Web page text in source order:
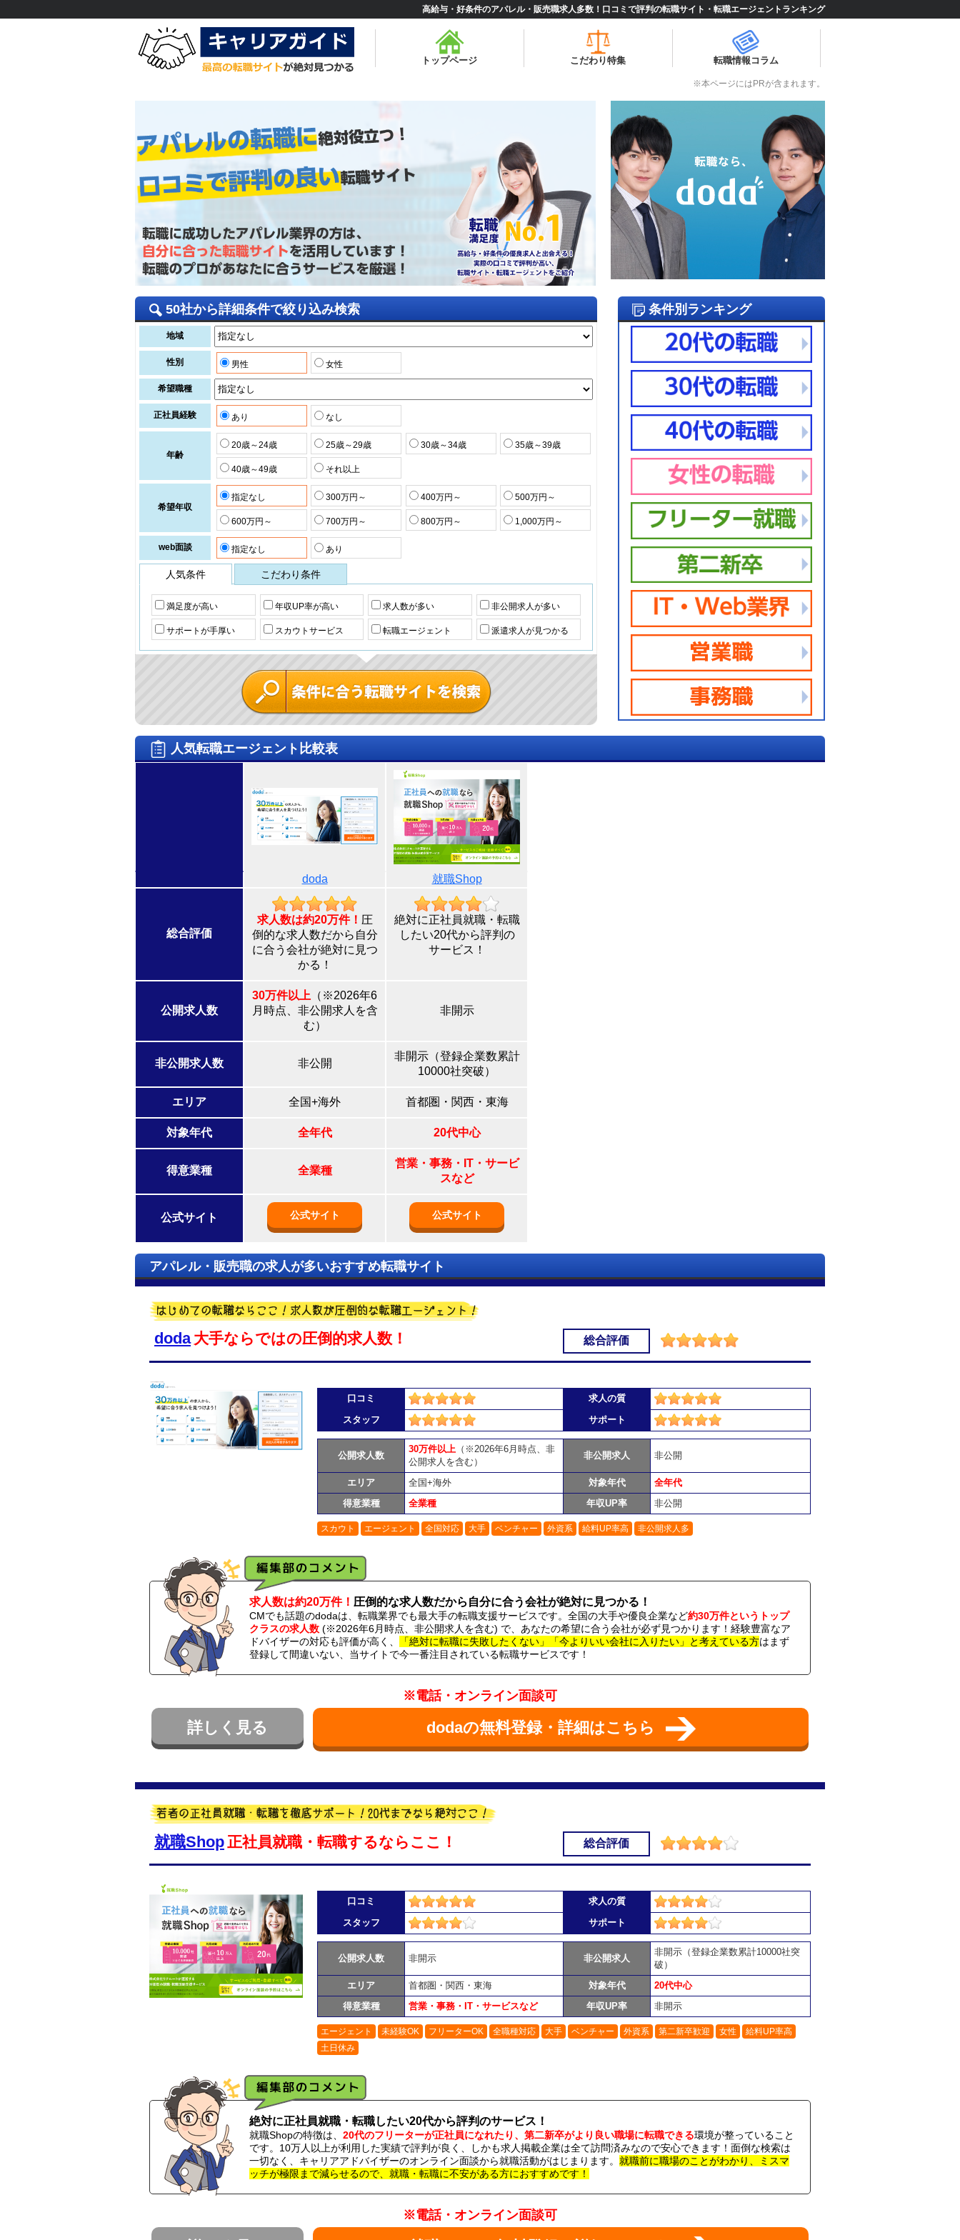
高給与・好条件のアパレル・販売職求人多数！口コミで評判の転職サイト・転職エージェントランキング
トップページ こだわり特集 転職情報コラム
※本ページにはPRが含まれます。
条件別ランキング
50社から詳細条件で絞り込み検索
地域
性別 男性 女性
希望職種
正社員経験 あり なし
年齢
20歳～24歳 25歳～29歳 30歳～34歳 35歳～39歳
40歳～49歳 それ以上
希望年収
指定なし 300万円～ 400万円～ 500万円～
600万円～ 700万円～ 800万円～ 1,000万円～
web面談 指定なし あり
人気条件 こだわり条件
満足度が高い 年収UP率が高い 求人数が多い 非公開求人が多い
サポートが手厚い スカウトサービス 転職エージェント 派遣求人が見つかる
人気転職エージェント比較表
doda 就職Shop
総合評価
求人数は約20万件！ 圧
倒的な求人数だから自分
に合う会社が絶対に見つ
かる！
絶対に正社員就職・転職
したい20代から評判の
サービス！
公開求人数
30万件以上 （※2026年6
月時点、非公開求人を含
む）
非開示
非公開求人数 非公開
非開示（登録企業数累計
10000社突破）
エリア 全国+海外 首都圏・関西・東海
対象年代 全年代 20代中心
得意業種 全業種
営業・事務・IT・サービ
スなど
公式サイト 公式サイト 公式サイト
アパレル・販売職の求人が多いおすすめ転職サイト
doda 大手ならではの圧倒的求人数！ 総合評価
口コミ
求人の質
スタッフ
サポート
公開求人数
30万件以上 （※2026年6月時点、非
公開求人を含む）
非公開求人 非公開
エリア 全国+海外 対象年代
全年代
得意業種
全業種 年収UP率 非公開
スカウト エージェント 全国対応 大手 ベンチャー 外資系 給料UP率高 非公開求人多
求人数は約20万件！ 圧倒的な求人数だから自分に合う会社が絶対に見つかる！
CMでも話題のdodaは、転職業界でも最大手の転職支援サービスです。全国の大手や優良企業など約30万件というトップ
クラスの求人数(※2026年6月時点、非公開求人を含む) で、あなたの希望に合う会社が必ず見つかります！経験豊富なア
ドバイザーの対応も評価が高く、
「絶対に転職に失敗したくない」「今よりいい会社に入りたい」と考えている方はまず
登録して間違いない、当サイトで今一番注目されている転職サービスです！
※電話・オンライン面談可
詳しく見る dodaの無料登録・詳細はこちら
就職Shop 正社員就職・転職するならここ！ 総合評価
口コミ
求人の質
スタッフ
サポート
公開求人数 非開示 非公開求人
非開示（登録企業数累計10000社突
破）
エリア
首都圏・関西・東海 対象年代
20代中心
得意業種
営業・事務・IT・サービスなど 年収UP率 非開示
エージェント 未経験OK フリーターOK 全職種対応 大手 ベンチャー 外資系 第二新卒歓迎 女性
給料UP率高
土日休み
絶対に正社員就職・転職したい20代から評判のサービス！
就職Shopの特徴は、 20代のフリーターが正社員になれたり、第二新卒がより良い職場に転職できる環境が整っていること
です。10万人以上が利用した実績で評判が良く、しかも求人掲載企業は全て訪問済みなので安心できます！面倒な検索は
一切なく、キャリアアドバイザーのオンライン面談から就職活動がはじまります。 就職前に職場のことがわかり、ミスマ
ッチが極限まで減らせるので、就職・転職に不安がある方におすすめです！
※電話・オンライン面談可